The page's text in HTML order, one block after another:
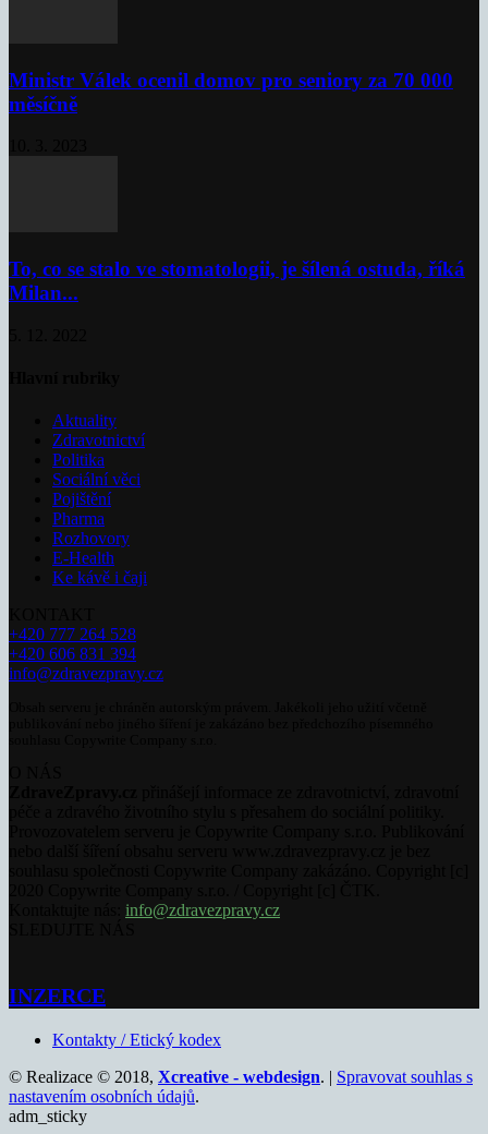
Ministr Válek ocenil domov pro seniory za 70 000
měsíčně
To, co se stalo ve stomatologii, je šílená ostuda, říká
Milan...
Aktuality
Zdravotnictví
Politika
Sociální věci
Pojištění
Pharma
Rozhovory
E-Health
Ke kávě i čaji
+420 777 264 528
+420 606 831 394
info@zdravezpravy.cz
info@zdravezpravy.cz
INZERCE
Kontakty / Etický kodex
© Realizace © 2018, Xcreative - webdesign. | Spravovat souhlas s
nastavením osobních údajů.
adm_sticky